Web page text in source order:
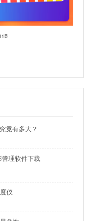
竟有多大？
理软件下载
仪